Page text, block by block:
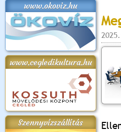
www.okoviz.hu
www.cegledikultura.hu
Szennyvízszállítás
2018.
Kossuth Toborzó
2017.09.22-23.
Szent István
és
Kenyere
(2017. 08.